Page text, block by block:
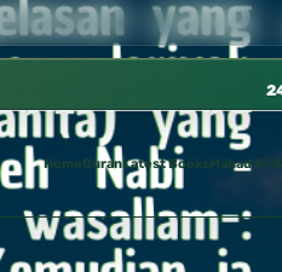
بالحسبة 📚 متوفرة بجميع اللغات
Home QuranLatest BooksMahad Al-